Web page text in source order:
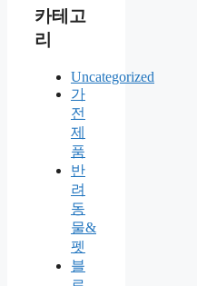
카테고
리
Uncategorized
가
전
제
품
반
려
동
물&
펫
블